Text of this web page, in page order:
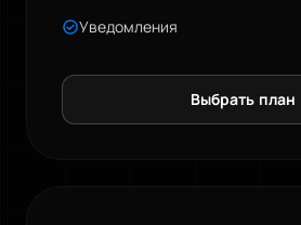
check_circleУведомления
Выбрать план